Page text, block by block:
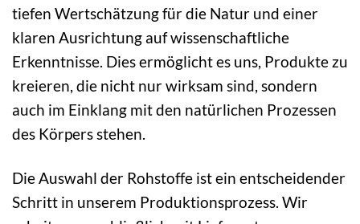
tiefen Wertschätzung für die Natur und einer
klaren Ausrichtung auf wissenschaftliche
Erkenntnisse. Dies ermöglicht es uns, Produkte zu
kreieren, die nicht nur wirksam sind, sondern
auch im Einklang mit den natürlichen Prozessen
des Körpers stehen.
Die Auswahl der Rohstoffe ist ein entscheidender
Schritt in unserem Produktionsprozess. Wir